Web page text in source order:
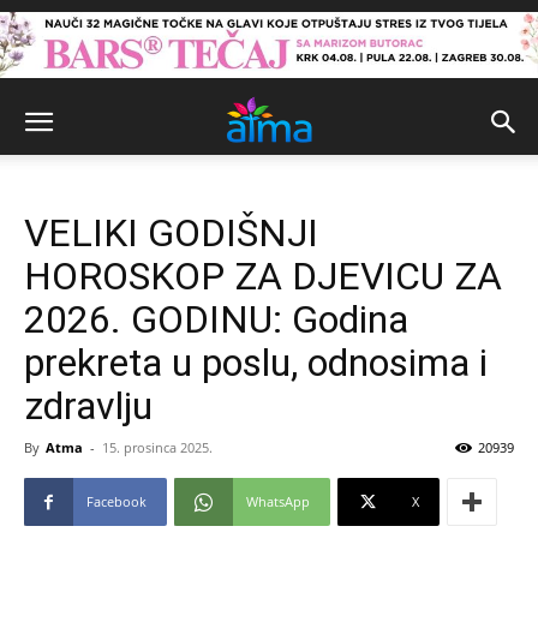
VELIKI GODIŠNJI
HOROSKOP ZA DJEVICU ZA
2026. GODINU: Godina
prekreta u poslu, odnosima i
zdravlju
By Atma - 15. prosinca 2025. 20939
Facebook WhatsApp X